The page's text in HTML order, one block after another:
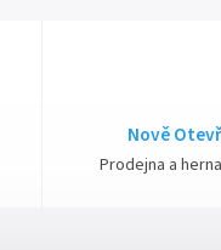
Nově
Prodejna a